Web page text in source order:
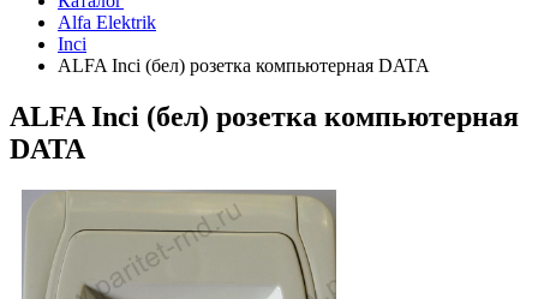
Alfa Elektrik
Inci
ALFA Inci (бел) розетка компьютерная DATA
ALFA Inci (бел) розетка компьютерная
DATA